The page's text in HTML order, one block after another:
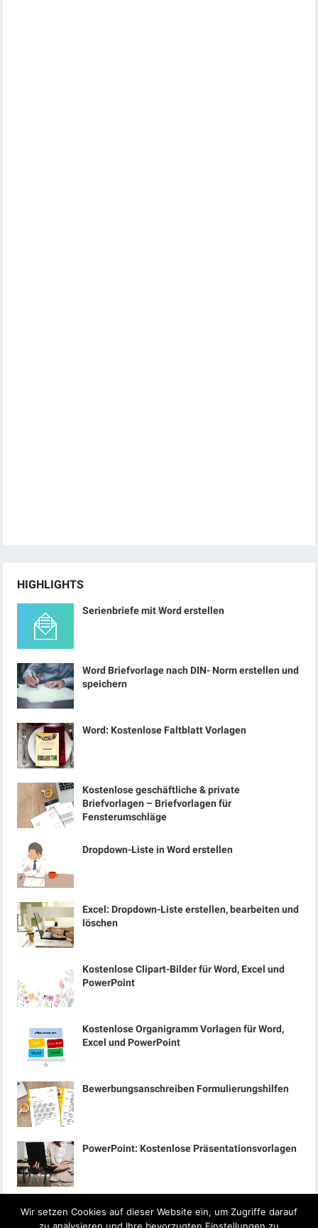
HIGHLIGHTS
Serienbriefe mit Word erstellen
Word Briefvorlage nach DIN- Norm erstellen und
speichern
Word: Kostenlose Faltblatt Vorlagen
Kostenlose geschäftliche & private
Briefvorlagen – Briefvorlagen für
Fensterumschläge
Dropdown-Liste in Word erstellen
Excel: Dropdown-Liste erstellen, bearbeiten und
löschen
Kostenlose Clipart-Bilder für Word, Excel und
PowerPoint
Kostenlose Organigramm Vorlagen für Word,
Excel und PowerPoint
Bewerbungsanschreiben Formulierungshilfen
PowerPoint: Kostenlose Präsentationsvorlagen
Wir setzen Cookies auf dieser Website ein, um Zugriffe darauf